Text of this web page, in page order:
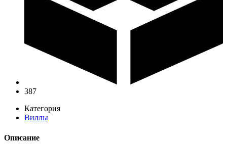
387
Категория
Виллы
Описание